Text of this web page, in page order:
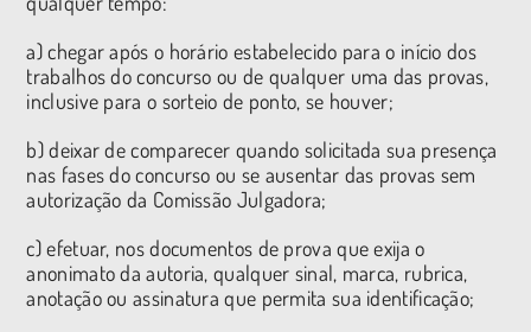
a) chegar após o horário estabelecido para o início dos
trabalhos do concurso ou de qualquer uma das provas,
inclusive para o sorteio de ponto, se houver;
b) deixar de comparecer quando solicitada sua presença
nas fases do concurso ou se ausentar das provas sem
autorização da Comissão Julgadora;
c) efetuar, nos documentos de prova que exija o
anonimato da autoria, qualquer sinal, marca, rubrica,
anotação ou assinatura que permita sua identificação;